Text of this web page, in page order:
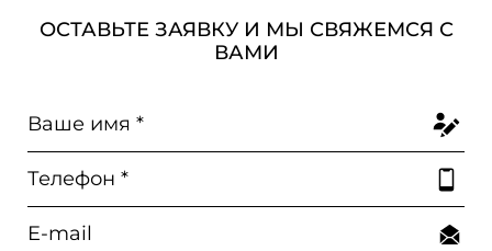
ОСТАВЬТЕ ЗАЯВКУ И МЫ СВЯЖЕМСЯ С
ВАМИ